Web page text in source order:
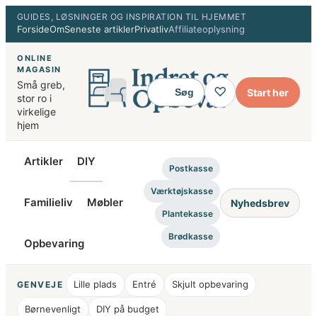
Spring
GUIDES, LØSNINGER OG INSPIRATION TIL HJEMMET
ForsideOmSeneste artiklerPrivatlivAffiliateoplysning
ONLINE
MAGASIN
Små greb,
stor ro i
virkelige
hjem
Søg ♡ Start her
Artikler DIY
Familieliv Møbler
Opbevaring
Postkasse
Værktøjskasse
Plantekasse
Brødkasse
Nyhedsbrev
GENVEJE Lille plads Entré Skjult opbevaring
Børnevenligt DIY på budget